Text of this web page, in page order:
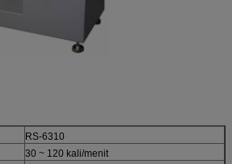
RS-6310
30 ~ 120 kali/menit